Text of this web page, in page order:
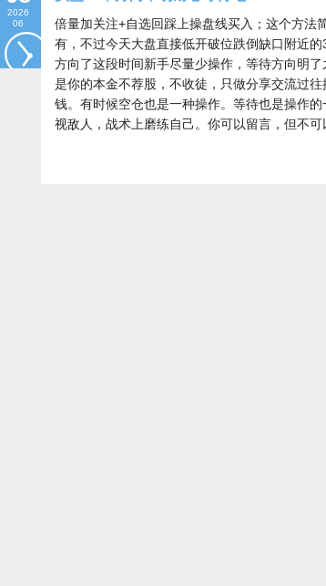
2026
06
倍量加关注+自选回踩上操盘线买入；这个方法
有，不过今天大盘直接低开破位跌倒缺口附近
方向了这段时间新手尽量少操作，等待方向明
是你的本金不荐股，不收徒，只做分享交流过
钱。有时候空仓也是一种操作。等待也是操作
视敌人，战术上磨练自己。你可以留言，但不可